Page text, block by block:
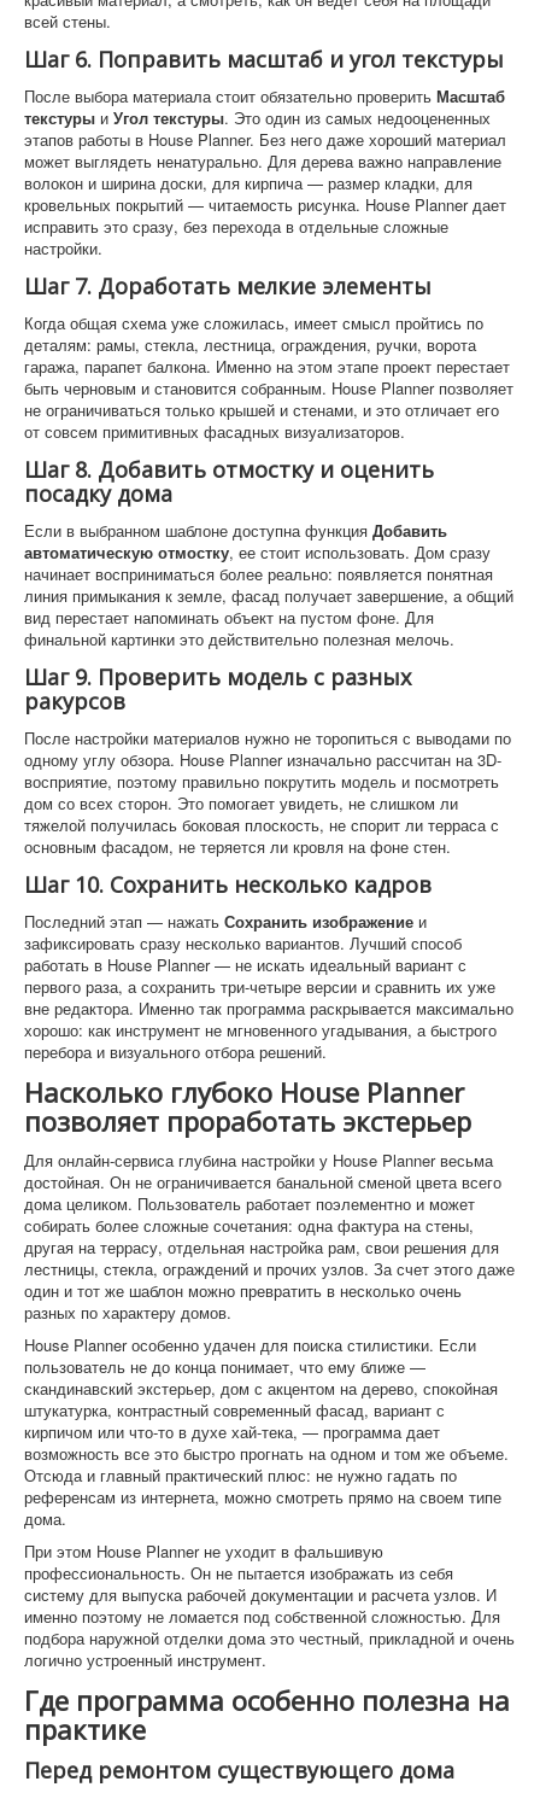
всей стены.
Шаг 6. Поправить масштаб и угол текстуры
После выбора материала стоит обязательно проверить Масштаб
текстуры и Угол текстуры. Это один из самых недооцененных
этапов работы в House Planner. Без него даже хороший материал
может выглядеть ненатурально. Для дерева важно направление
волокон и ширина доски, для кирпича — размер кладки, для
кровельных покрытий — читаемость рисунка. House Planner дает
исправить это сразу, без перехода в отдельные сложные
настройки.
Шаг 7. Доработать мелкие элементы
Когда общая схема уже сложилась, имеет смысл пройтись по
деталям: рамы, стекла, лестница, ограждения, ручки, ворота
гаража, парапет балкона. Именно на этом этапе проект перестает
быть черновым и становится собранным. House Planner позволяет
не ограничиваться только крышей и стенами, и это отличает его
от совсем примитивных фасадных визуализаторов.
Шаг 8. Добавить отмостку и оценить
посадку дома
Если в выбранном шаблоне доступна функция Добавить
автоматическую отмостку, ее стоит использовать. Дом сразу
начинает восприниматься более реально: появляется понятная
линия примыкания к земле, фасад получает завершение, а общий
вид перестает напоминать объект на пустом фоне. Для
финальной картинки это действительно полезная мелочь.
Шаг 9. Проверить модель с разных
ракурсов
После настройки материалов нужно не торопиться с выводами по
одному углу обзора. House Planner изначально рассчитан на 3D-
восприятие, поэтому правильно покрутить модель и посмотреть
дом со всех сторон. Это помогает увидеть, не слишком ли
тяжелой получилась боковая плоскость, не спорит ли терраса с
основным фасадом, не теряется ли кровля на фоне стен.
Шаг 10. Сохранить несколько кадров
Последний этап — нажать Сохранить изображение и
зафиксировать сразу несколько вариантов. Лучший способ
работать в House Planner — не искать идеальный вариант с
первого раза, а сохранить три-четыре версии и сравнить их уже
вне редактора. Именно так программа раскрывается максимально
хорошо: как инструмент не мгновенного угадывания, а быстрого
перебора и визуального отбора решений.
Насколько глубоко House Planner
позволяет проработать экстерьер
Для онлайн-сервиса глубина настройки у House Planner весьма
достойная. Он не ограничивается банальной сменой цвета всего
дома целиком. Пользователь работает поэлементно и может
собирать более сложные сочетания: одна фактура на стены,
другая на террасу, отдельная настройка рам, свои решения для
лестницы, стекла, ограждений и прочих узлов. За счет этого даже
один и тот же шаблон можно превратить в несколько очень
разных по характеру домов.
House Planner особенно удачен для поиска стилистики. Если
пользователь не до конца понимает, что ему ближе —
скандинавский экстерьер, дом с акцентом на дерево, спокойная
штукатурка, контрастный современный фасад, вариант с
кирпичом или что-то в духе хай-тека, — программа дает
возможность все это быстро прогнать на одном и том же объеме.
Отсюда и главный практический плюс: не нужно гадать по
референсам из интернета, можно смотреть прямо на своем типе
дома.
При этом House Planner не уходит в фальшивую
профессиональность. Он не пытается изображать из себя
систему для выпуска рабочей документации и расчета узлов. И
именно поэтому не ломается под собственной сложностью. Для
подбора наружной отделки дома это честный, прикладной и очень
логично устроенный инструмент.
Где программа особенно полезна на
практике
Перед ремонтом существующего дома